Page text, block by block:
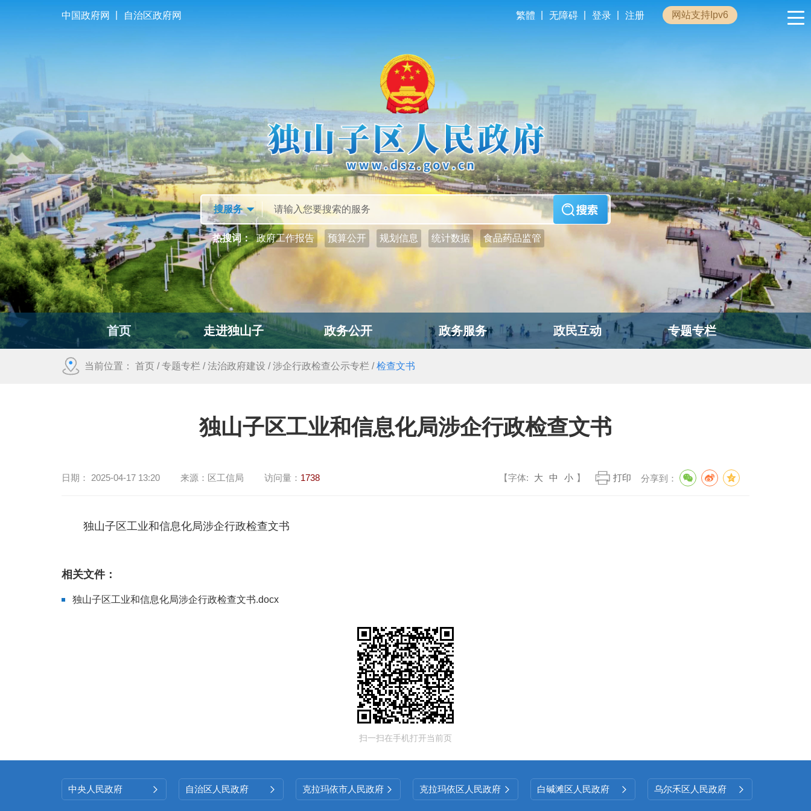
中国政府网 自治区政府网 繁體 无障碍 登录 注册 网站支持Ipv6
热搜词： 政府工作报告 预算公开 规划信息 统计数据 食品药品监管
首页 走进独山子 政务公开 政务服务 政民互动 专题专栏
首页 政民互动 专题专栏
当前位置： 首页 /专题专栏 /法治政府建设 /涉企行政检查公示专栏 /检查文书
独山子区工业和信息化局涉企行政检查文书
日期： 2025-04-17 13:20 来源： 区工信局 访问量： 1738 【字体: 大 中 小 】 打印 分享到：
独山子区工业和信息化局涉企行政检查文书
相关文件：
独山子区工业和信息化局涉企行政检查文书.docx
扫一扫在手机打开当前页
中央人民政府  自治区人民政府  克拉玛依市人民政府  克拉玛依区人民政府  白碱滩区人民政府  乌尔禾区人民政府 